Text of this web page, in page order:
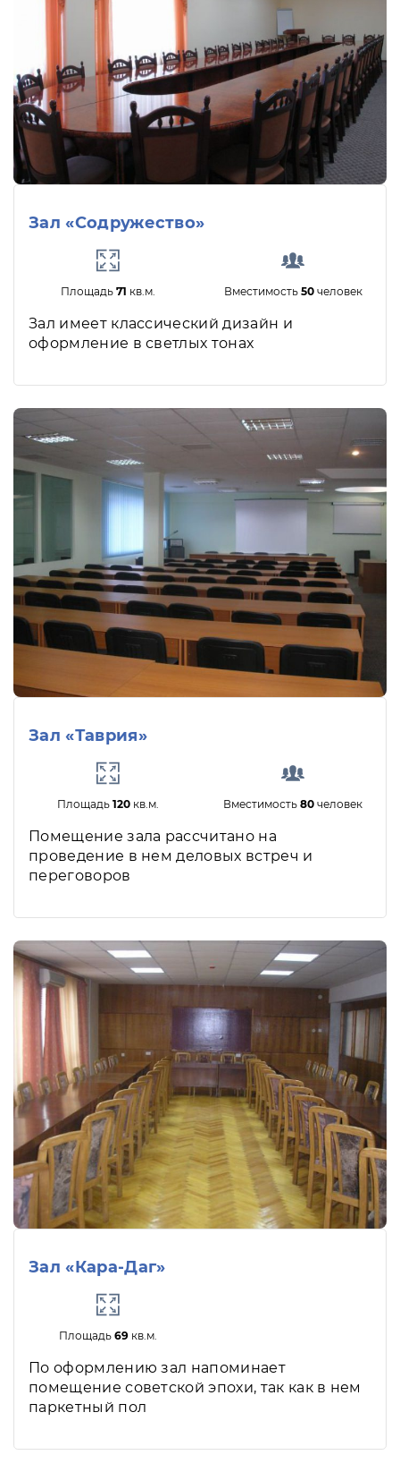
Зал «Содружество»
Площадь 71 кв.м. Вместимость 50человек
Зал имеет классический дизайн и
оформление в светлых тонах
Зал «Таврия»
Площадь 120кв.м. Вместимость80 человек
Помещение зала рассчитано на
проведение в нем деловых встреч и
переговоров
Зал «Кара-Даг»
Площадь 69кв.м.
По оформлению зал напоминает
помещение советской эпохи, так как в нем
паркетный пол